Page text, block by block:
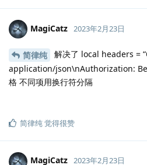
MagiCatz 2023年2月23日
简律纯
解决了 local headers =
application/json\nAuthorization:
格 不同项用换行符分隔
简律纯觉得很赞
MagiCatz 2023年2月23日